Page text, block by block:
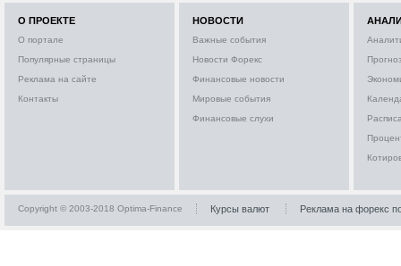
О ПРОЕКТЕ
О портале
Популярные страницы
Реклама на сайте
Контакты
НОВОСТИ
Важные события
Новости Форекс
Финансовые новости
Мировые события
Финансовые слухи
Copyright © 2003-2018 Optima-Finance Курсы валют Реклама на форекс